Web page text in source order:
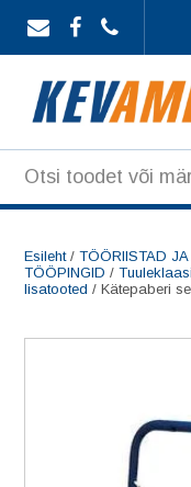
content
Esileht/ TÖÖRIISTAD JA
TÖÖPINGID /
lisatooted / Kätepaberi